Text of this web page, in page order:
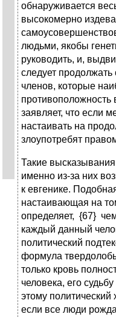
обнаруживается
высокомерно
людьми, якобы
руководить, и,
следует продолжать
членов, которые
противоположность
заявляет, что если
настаивать на
злоупотребят
Такие
именно из-за них
к евгенике.
настаивающая на
определяет, {67}
каждый данный
политический
формула
только кровь
человека, его
этому
если все люди